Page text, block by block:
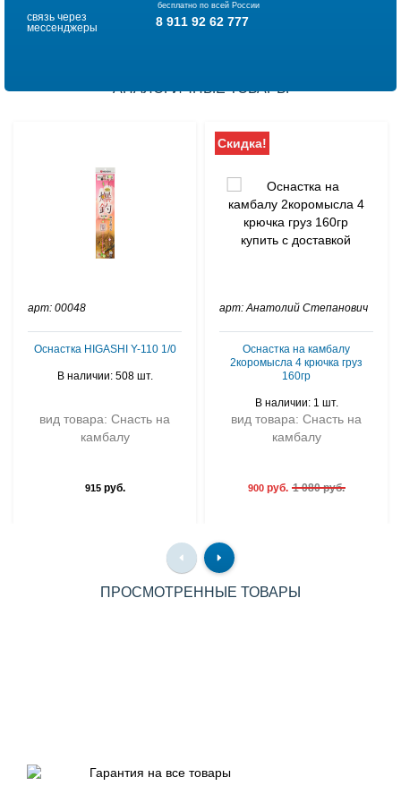
бесплатно по всей России
связь через
мессенджеры
8 911 92 62 777
АНАЛОГИЧНЫЕ ТОВАРЫ
арт: 00048
Оснастка HIGASHI Y-110 1/0
В наличии: 508 шт.
вид товара: Снасть на
камбалу
915руб.
Скидка!
арт: Анатолий Степанович
Оснастка на камбалу
2коромысла 4 крючка груз
160гр
В наличии: 1 шт.
вид товара: Снасть на
камбалу
900 руб. 1 080 руб.
ПРОСМОТРЕННЫЕ ТОВАРЫ
Гарантия на все товары